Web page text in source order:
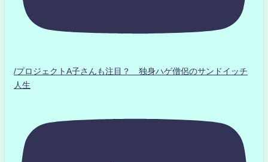
/プロジェクトA子さんも注目？ 独身ハゲ僧侶のサンドイッチ
人生